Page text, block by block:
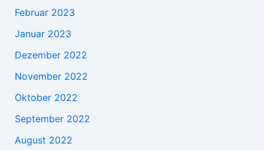
Februar 2023
Januar 2023
Dezember 2022
November 2022
Oktober 2022
September 2022
August 2022